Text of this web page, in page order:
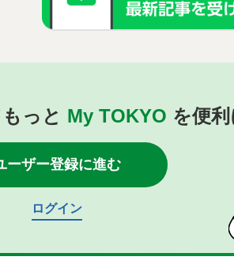
っと My TOKYO を便
ーザー登録に進む
ログイン